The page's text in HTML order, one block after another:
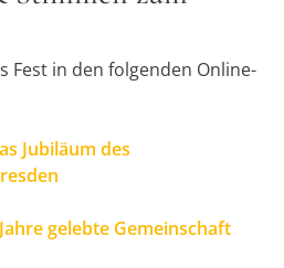
Fest in den folgenden Online-
Jubiläum des
gelebte Gemeinschaft